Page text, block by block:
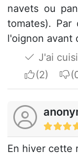
navets ou
tomates).
l'oignon avant
J'ai
I
I
En hiver cette